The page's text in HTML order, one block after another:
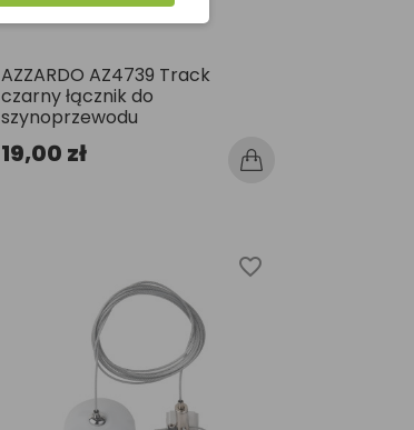
AZZARDO AZ4739 Track
czarny łącznik do
szynoprzewodu
19,00 zł
favorite_border